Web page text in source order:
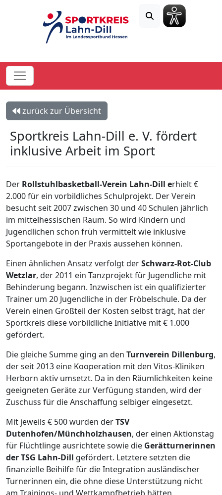
zurück zur Übersicht
Sportkreis Lahn-Dill e. V. fördert
inklusive Arbeit im Sport
Der Rollstuhlbasketball-Verein Lahn-Dill erhielt €
2.000 für ein vorbildliches Schulprojekt. Der Verein
besucht seit 2007 zwischen 30 und 40 Schulen jährlich
im mittelhessischen Raum. So wird Kindern und
Jugendlichen schon früh vermittelt wie inklusive
Sportangebote in der Praxis aussehen können.
Einen ähnlichen Ansatz verfolgt derSchwarz-Rot-Club
Wetzlar, der 2011 ein Tanzprojekt für Jugendliche mit
Behinderung begann. Inzwischen ist ein qualifizierter
Trainer um 20 Jugendliche in der Fröbelschule. Da der
Verein einen Großteil der Kosten selbst trägt, hat der
Sportkreis diese vorbildliche Initiative mit € 1.000
gefördert.
Die gleiche Summe ging an den Turnverein Dillenburg,
der seit 2013 eine Kooperation mit den Vitos-Kliniken
Herborn aktiv umsetzt. Da in den Räumlichkeiten keine
geeigneten Geräte zur Verfügung standen, wird der
Zuschuss für die Anschaffung selbiger eingesetzt.
Mit jeweils € 500 wurden derTSV
Dutenhofen/Münchholzhausen, der einen Aktionstag
für Flüchtlinge ausrichtete sowie die Gerätturnerinnen
der TSG Lahn-Dill gefördert. Letztere setzten die
finanzielle Beihilfe für die Integration ausländischer
Turnerinnen ein, die ohne diese Unterstützung nicht